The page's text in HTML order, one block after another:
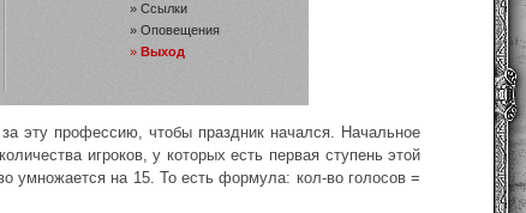
эту профессию, чтобы праздник начался. Начальное
игроков, у которых есть первая ступень этой
умножается на 15. То есть формула: кол-во голосов =